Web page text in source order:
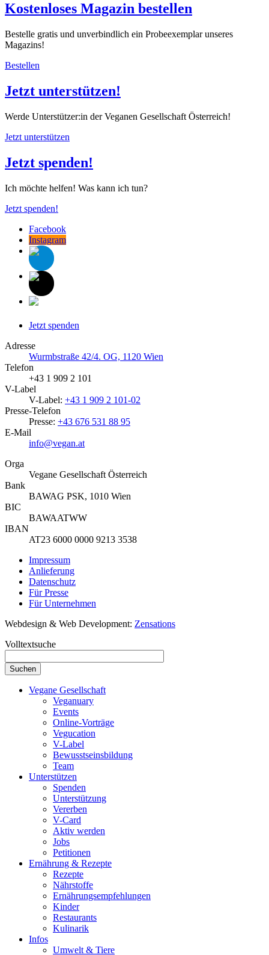
Kostenloses Magazin bestellen
Bestelle gratis und unverbindlich ein Probeexemplar unseres
Magazins!
Bestellen
Jetzt unterstützen!
Werde Unterstützer:in der Veganen Gesellschaft Österreich!
Jetzt unterstützen
Jetzt spenden!
Ich möchte helfen! Was kann ich tun?
Jetzt spenden!
Facebook
Instagram
Jetzt spenden
Adresse
Wurmbstraße 42/4. OG, 1120 Wien
Telefon
+43 1 909 2 101
V-Label
V-Label: +43 1 909 2 101-02
Presse-Telefon
Presse: +43 676 531 88 95
E-Mail
info@vegan.at
Orga
Vegane Gesellschaft Österreich
Bank
BAWAG PSK, 1010 Wien
BIC
BAWAATWW
IBAN
AT23 6000 0000 9213 3538
Impressum
Anlieferung
Datenschutz
Für Presse
Für Unternehmen
Webdesign & Web Development: Zensations
Volltextsuche
Vegane Gesellschaft
Veganuary
Events
Online-Vorträge
Vegucation
V-Label
Bewusstseinsbildung
Team
Unterstützen
Spenden
Unterstützung
Vererben
V-Card
Aktiv werden
Jobs
Petitionen
Ernährung & Rezepte
Rezepte
Nährstoffe
Ernährungsempfehlungen
Kinder
Restaurants
Kulinarik
Infos
Umwelt & Tiere